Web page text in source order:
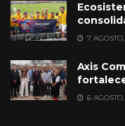
7
Axis
6